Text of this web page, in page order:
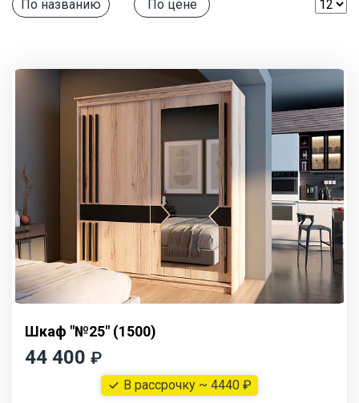
По названию По цене
Шкаф "№25" (1500)
44 400 ₽
В рассрочку ~ 4440 ₽
Cпальни
Детские
Прихожие
Отзывы